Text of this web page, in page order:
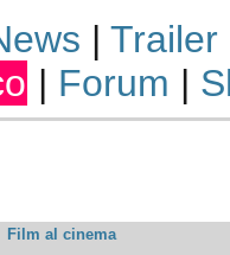
| Trailer
| Forum |
Film al cinema